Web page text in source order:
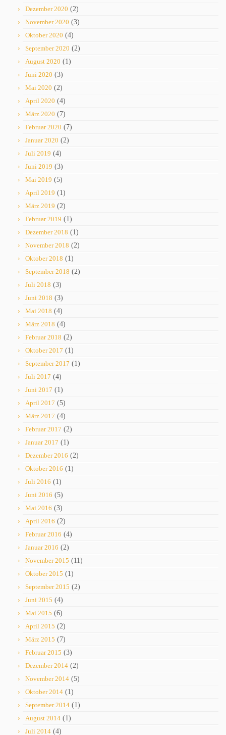
Dezember 2020 (2)
November 2020 (3)
Oktober 2020 (4)
September 2020 (2)
August 2020 (1)
Juni 2020 (3)
Mai 2020 (2)
April 2020 (4)
März 2020 (7)
Februar 2020 (7)
Januar 2020 (2)
Juli 2019 (4)
Juni 2019 (3)
Mai 2019 (5)
April 2019 (1)
März 2019 (2)
Februar 2019 (1)
Dezember 2018 (1)
November 2018 (2)
Oktober 2018 (1)
September 2018 (2)
Juli 2018 (3)
Juni 2018 (3)
Mai 2018 (4)
März 2018 (4)
Februar 2018 (2)
Oktober 2017 (1)
September 2017 (1)
Juli 2017 (4)
Juni 2017 (1)
April 2017 (5)
März 2017 (4)
Februar 2017 (2)
Januar 2017 (1)
Dezember 2016 (2)
Oktober 2016 (1)
Juli 2016 (1)
Juni 2016 (5)
Mai 2016 (3)
April 2016 (2)
Februar 2016 (4)
Januar 2016 (2)
November 2015 (11)
Oktober 2015 (1)
September 2015 (2)
Juni 2015 (4)
Mai 2015 (6)
April 2015 (2)
März 2015 (7)
Februar 2015 (3)
Dezember 2014 (2)
November 2014 (5)
Oktober 2014 (1)
September 2014 (1)
August 2014 (1)
Juli 2014 (4)